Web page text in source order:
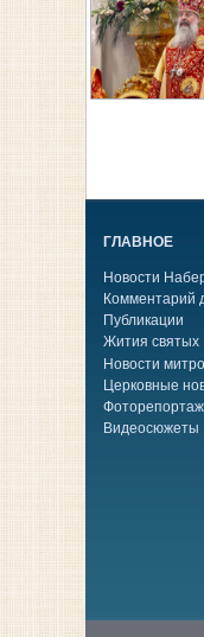
ГЛАВНОЕ
Новости
Комментарий
Публикации
Жития святых
Новости
Церковные
Видеосюжеты